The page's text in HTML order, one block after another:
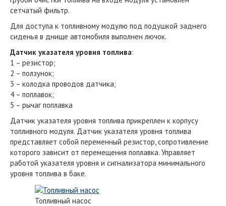
сетчатый фильтр.
Для доступа к топливному модулю под подушкой заднего
сиденья в днище автомобиля выполнен лючок.
Датчик указателя уровня топлива:
1 – резистор;
2 – ползунок;
3 – колодка проводов датчика;
4 – поплавок;
5 – рычаг поплавка
Датчик указателя уровня топлива прикреплен к корпусу
топливного модуля. Датчик указателя уровня топлива
представляет собой переменный резистор, сопротивление
которого зависит от перемещения поплавка. Управляет
работой указателя уровня и сигнализатора минимального
уровня топлива в баке.
Топливный насос